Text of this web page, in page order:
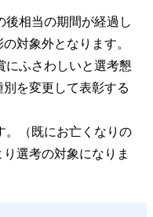
後相当の期間が経過し
対象外となります。
にふさわしいと選考懇
を変更して表彰する
。（既にお亡くなりの
選考の対象になりま